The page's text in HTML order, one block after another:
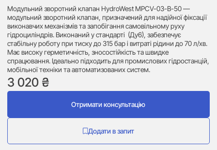
Модульний зворотний клапан HydroWest MPCV-03-B-50 —
модульний зворотний клапан, призначений для надійної фіксації
виконавчих механізмів та запобігання самовільному руху
гідроциліндрів. Виконаний у стандарті (Ду6), забезпечує
стабільну роботу при тиску до 315 бар і витраті рідини до 70 л/хв.
Має високу герметичність, зносостійкість та швидке
спрацювання. Ідеально підходить для промислових гідростанцій,
мобільної техніки та автоматизованих систем.
3 020 ₴
Отримати консультацію
Додати в запит